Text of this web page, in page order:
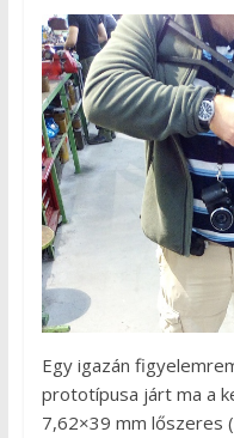
Egy igazán
prototípusa járt ma a
7,62×39 mm lőszeres